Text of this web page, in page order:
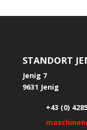
STANDORT
Jenig 7
9631 Jenig
+43 (0)